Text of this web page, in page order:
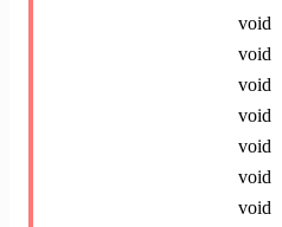
void
void
void
void
void
void
void